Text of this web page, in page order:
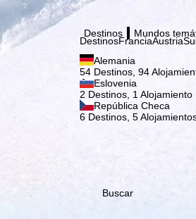
Destinos
DestinosFranciaAustria
Alemania
54 Destinos, 94
Eslovenia
2 Destinos, 1 Alojamiento
República Checa
6 Destinos, 5
Mundos
Buscar